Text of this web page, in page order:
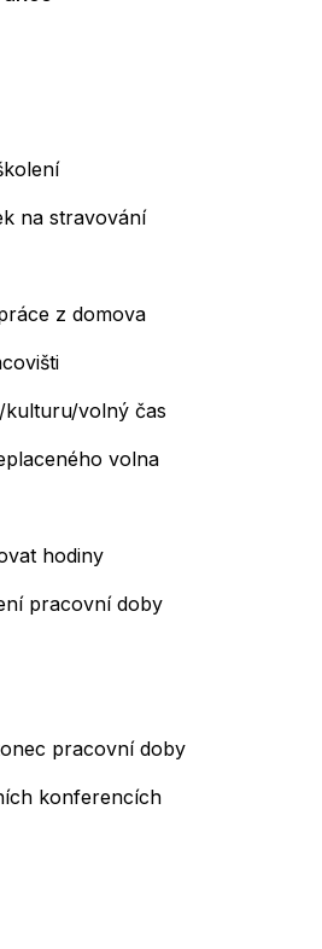
na stravování
z domova
volný čas
volna
hodiny
pracovní doby
pracovní doby
konferencích